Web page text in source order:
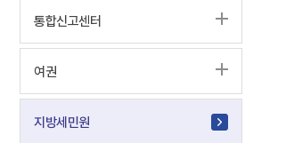
통합신고센터
여권
지방세민원